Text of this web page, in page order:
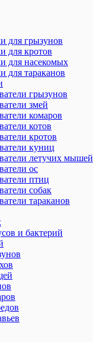
для грызунов
для кротов
для насекомых
для тараканов
грызунов
змей
комаров
котов
кротов
куниц
летучих мышей
ос
птиц
собак
тараканов
и бактерий